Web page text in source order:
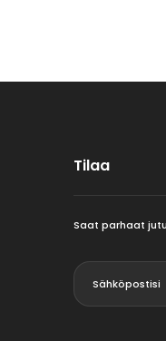
Tilaa
Saat parhaat